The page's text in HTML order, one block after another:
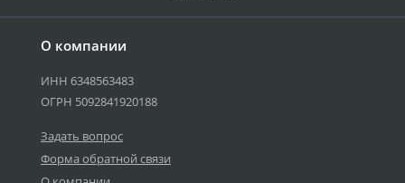
О компании
ИНН 6348563483
ОГРН 5092841920188
Задать вопрос
Форма обратной связи